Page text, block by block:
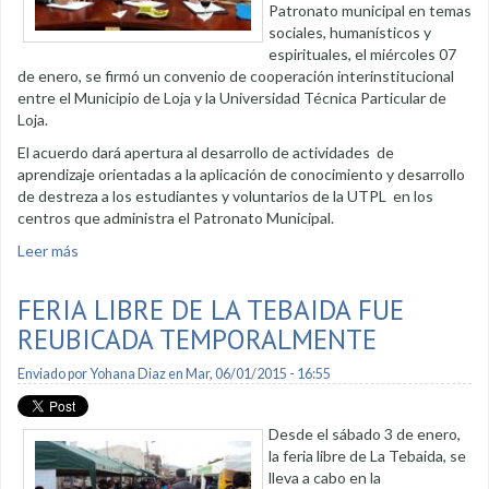
Patronato municipal en temas
sociales, humanísticos y
espirituales, el miércoles 07
de enero, se firmó un convenio de cooperación interinstitucional
entre el Municipio de Loja y la Universidad Técnica Particular de
Loja.
El acuerdo dará apertura al desarrollo de actividades de
aprendizaje orientadas a la aplicación de conocimiento y desarrollo
de destreza a los estudiantes y voluntarios de la UTPL en los
centros que administra el Patronato Municipal.
Leer más
FERIA LIBRE DE LA TEBAIDA FUE
REUBICADA TEMPORALMENTE
Enviado porYohana Diazen Mar, 06/01/2015 - 16:55
Desde el sábado 3 de enero,
la feria libre de La Tebaida, se
lleva a cabo en la